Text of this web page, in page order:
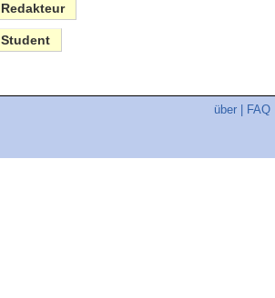
Redakteur
Student
über FAQ